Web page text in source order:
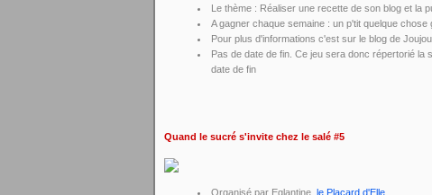
Le thème : Réaliser une recette de son blog et la
A gagner chaque semaine : un p'tit quelque chose
Pour plus d'informations c'est sur le blog de
Pas de date de fin. Ce jeu sera donc répertorié
date de fin
Quand le sucré s'invite chez le salé #5
Organisé par Eglantine, le Placard d'Elle